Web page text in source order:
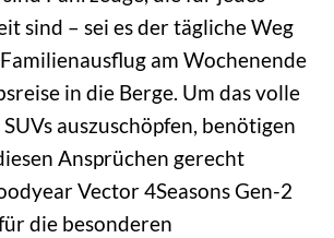
sind – sei es der tägliche Weg
am Wochenende
in die Berge. Um das volle
auszuschöpfen, benötigen
Ansprüchen gerecht
Vector 4Seasons Gen-2
die besonderen